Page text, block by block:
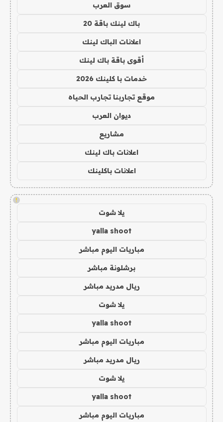
سوق العرب
باك لينك باقة 20
اعلانات الباك لينك
أقوى باقة باك لينك
خدمات با كلينك 2026
موقع تجاربنا تجارب الحياه
ديوان العرب
مشاريع
اعلانات باك لينك
اعلانات باكلينك
!
يلا شوت
yalla shoot
مباريات اليوم مباشر
برشلونة مباشر
ريال مدريد مباشر
يلا شوت
yalla shoot
مباريات اليوم مباشر
ريال مدريد مباشر
يلا شوت
yalla shoot
مباريات اليوم مباشر